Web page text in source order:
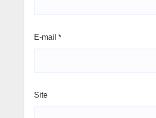
E-mail *
Site